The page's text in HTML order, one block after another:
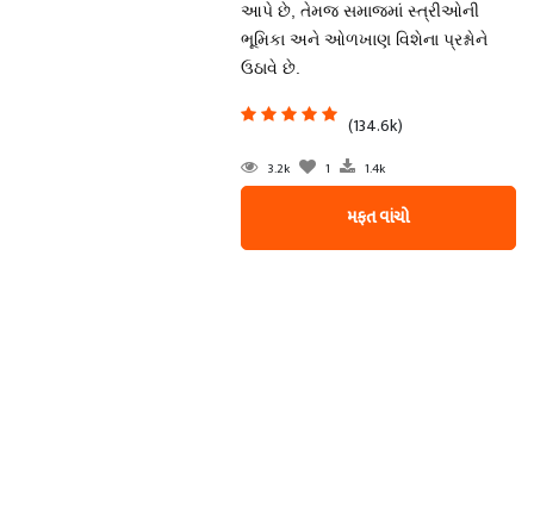
આપે છે, તેમજ સમાજમાં સ્ત્રીઓની
ભૂમિકા અને ઓળખાણ વિશેના પ્રશ્નોને
ઉઠાવે છે.
(134.6k)
3.2k 1 1.4k
મફત વાંચો